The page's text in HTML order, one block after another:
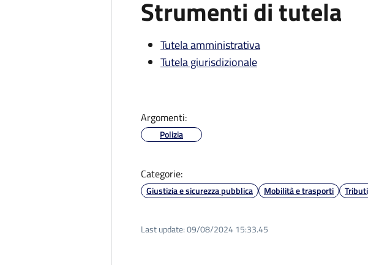
Strumenti di tutela
Tutela amministrativa
Tutela giurisdizionale
Argomenti:
Polizia
Categorie:
Giustizia e sicurezza pubblica Mobilità e trasporti
Last update:09/08/2024 15:33.45